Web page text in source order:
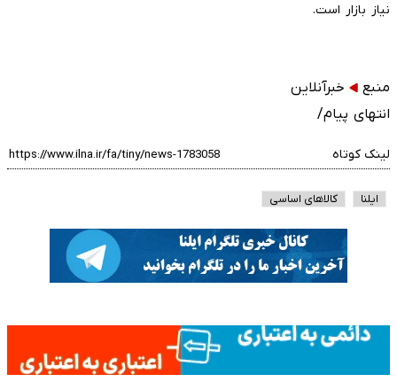
نیاز بازار است.
منبع
خبرآنلاین
انتهای پیام/
لینک کوتاه
ایلنا کالاهای اساسی